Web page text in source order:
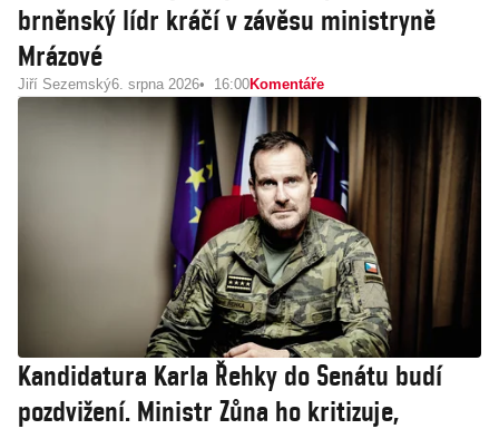
brněnský lídr kráčí v závěsu ministryně
Mrázové
Jiří Sezemský6. srpna 2026 16:00Komentáře
Kandidatura Karla Řehky do Senátu budí
pozdvižení. Ministr Zůna ho kritizuje,